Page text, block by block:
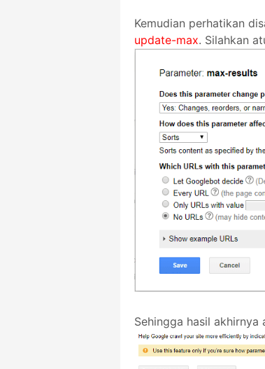
Kemudian perhatikan
update-max. Silahkan
Sehingga hasil